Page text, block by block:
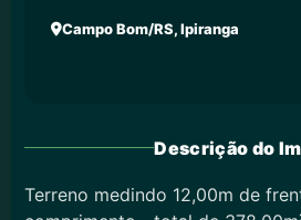
Campo Bom/RS, Ipiranga
Descrição do
Terreno medindo 12,00m de